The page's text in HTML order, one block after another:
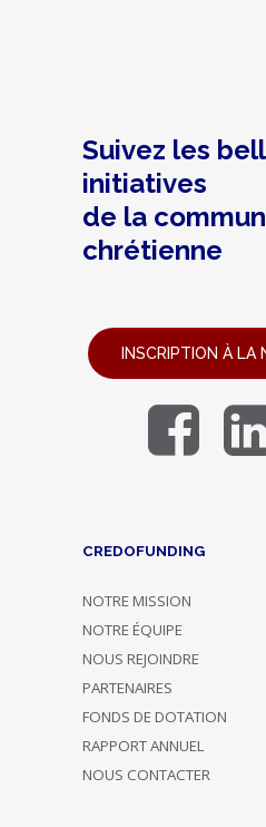
Suivez les
initiatives
de la
chrétienne
INSCRIPTION À LA
CREDOFUNDING
NOTRE MISSION
NOTRE ÉQUIPE
NOUS REJOINDRE
PARTENAIRES
FONDS DE DOTATION
RAPPORT ANNUEL
NOUS CONTACTER